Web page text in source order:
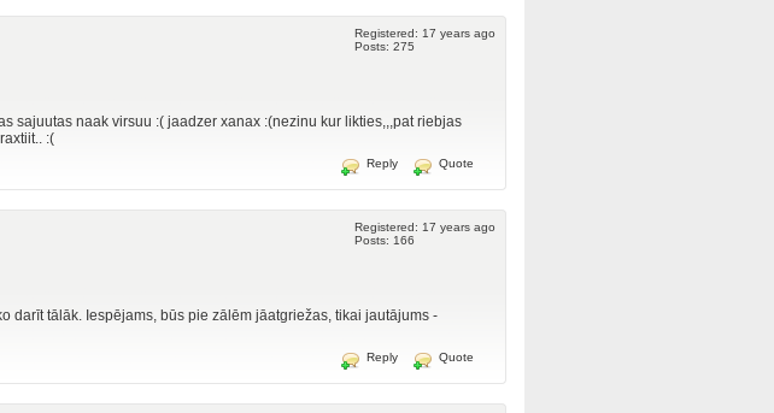
Registered: 17 years ago
Posts: 275
sajuutas naak virsuu :( jaadzer xanax :(nezinu kur likties,,,pat riebjas
:(
Reply Quote
Registered: 17 years ago
Posts: 166
darīt tālāk. Iespējams, būs pie zālēm jāatgriežas, tikai jautājums -
Reply Quote